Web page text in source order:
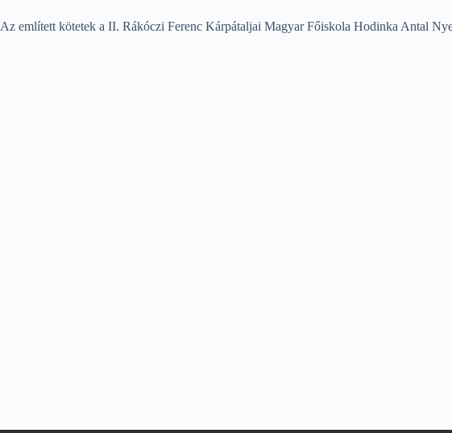
Az említett kötetek a II. Rákóczi Ferenc Kárpátaljai Magyar Főiskola Hodinka Antal